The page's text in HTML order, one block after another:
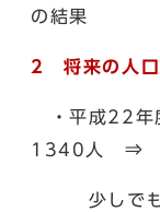
の結果
2 将来の人口
・平成22
1340人 ⇒
少しでも人